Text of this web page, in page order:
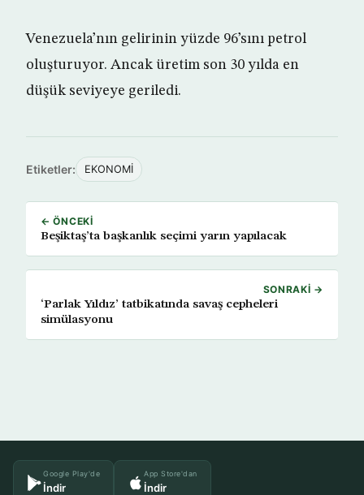
Venezuela’nın gelirinin yüzde 96’sını petrol
oluşturuyor. Ancak üretim son 30 yılda en
düşük seviyeye geriledi.
Etiketler: EKONOMİ
← ÖNCEKI
Beşiktaş’ta başkanlık seçimi yarın yapılacak
SONRAKI →
‘Parlak Yıldız’ tatbikatında savaş cepheleri
simülasyonu
Google Play'de
İndir
App Store'dan
İndir